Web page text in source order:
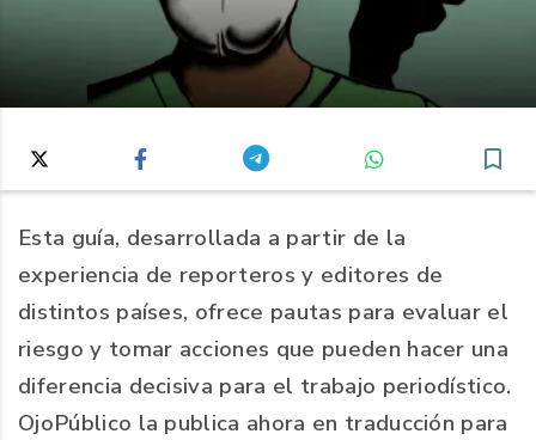
Esta guía, desarrollada a partir de la
experiencia de reporteros y editores de
distintos países, ofrece pautas para evaluar el
riesgo y tomar acciones que pueden hacer una
diferencia decisiva para el trabajo periodístico.
OjoPúblico la publica ahora en traducción para